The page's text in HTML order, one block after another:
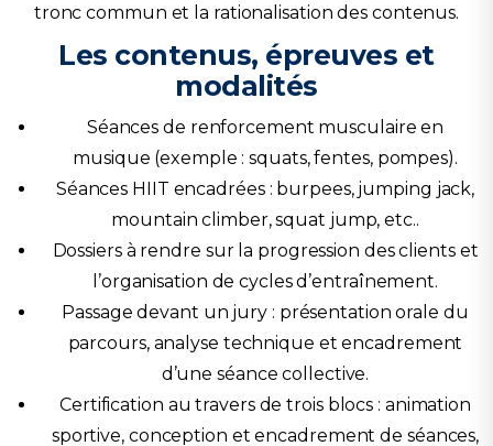
tronc commun et la rationalisation des contenus.
Les contenus, épreuves et
modalités
Séances de renforcement musculaire en
musique (exemple : squats, fentes, pompes).
Séances HIIT encadrées : burpees, jumping jack,
mountain climber, squat jump, etc..
Dossiers à rendre sur la progression des clients et
l’organisation de cycles d’entraînement.
Passage devant un jury : présentation orale du
parcours, analyse technique et encadrement
d’une séance collective.
Certification au travers de trois blocs : animation
sportive, conception et encadrement de séances,